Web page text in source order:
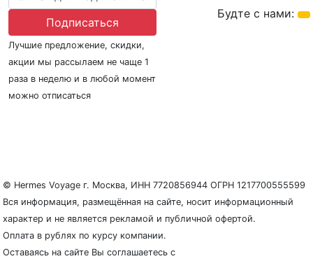
© Hermes Voyage г. Москва, ИНН 7720856944 ОГРН 1217700555599
Вся информация, размещённая на сайте, носит информационный
характер и не является рекламой и публичной офертой.
Оплата в рублях по курсу компании.
Оставаясь на сайте Вы соглашаетесь с
Подписаться
Лучшие предложение, скидки,
акции мы рассылаем не чаще 1
раза в неделю и в любой момент
можно отписаться
Будте с нами: